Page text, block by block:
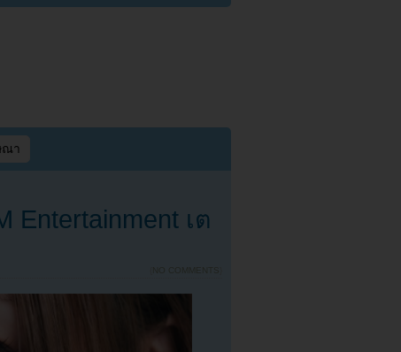
ณา
Entertainment เต
NO COMMENTS